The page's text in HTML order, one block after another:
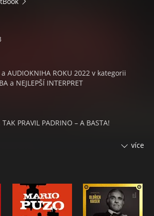
a AUDIOKNIHA ROKU 2022 v kategorii
a NEJLEPŠÍ INTERPRET
PRAVIL PADRINO – A BASTA!
světové válce je organizovaný zločin
na dovoz sicilského olivového oleje
Corleone „stát ve státě“, v němž coby
pořádá audience prosebníků. Stačí
si je dobrodiním zavázal. Kdo maže, ten
i FBI! Tedy přinejmenším čímani, kteří tak
více